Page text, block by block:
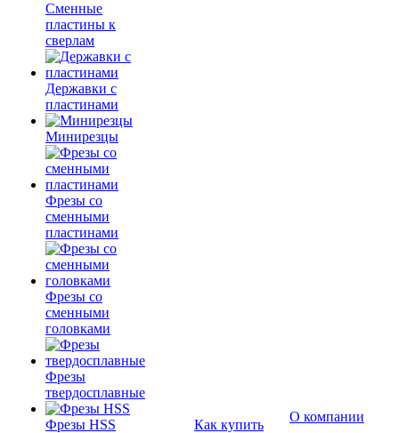
Сменные
пластины к
сверлам
Державки с
пластинами
Минирезцы
Фрезы со
сменными
пластинами
Фрезы со
сменными
головками
Фрезы
твердосплавные
Фрезы HSS
Как купить
О компании